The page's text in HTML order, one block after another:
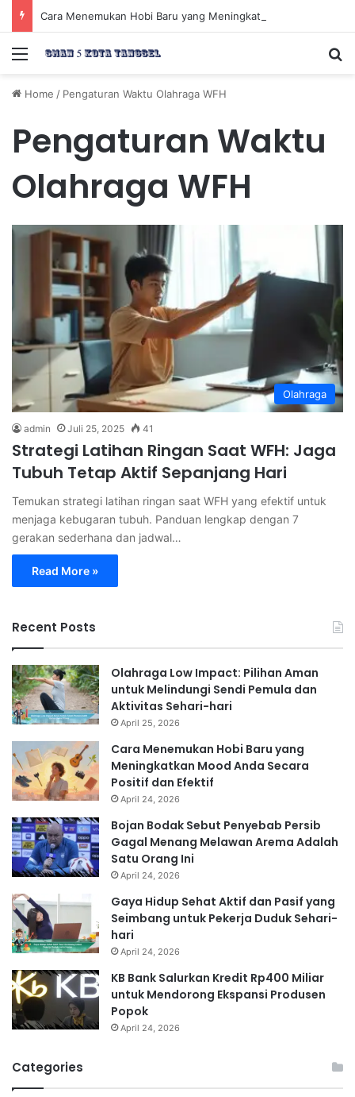
Menu
Home / Pengaturan Waktu Olahraga WFH
Pengaturan Waktu
Olahraga WFH
Olahraga
admin Juli 25, 2025 41
Strategi Latihan Ringan Saat WFH: Jaga
Tubuh Tetap Aktif Sepanjang Hari
Temukan strategi latihan ringan saat WFH yang efektif untuk
menjaga kebugaran tubuh. Panduan lengkap dengan 7
gerakan sederhana dan jadwal…
Read More »
Recent Posts
Olahraga Low Impact: Pilihan Aman
untuk Melindungi Sendi Pemula dan
Aktivitas Sehari-hari
April 25, 2026
Cara Menemukan Hobi Baru yang
Meningkatkan Mood Anda Secara
Positif dan Efektif
April 24, 2026
Bojan Bodak Sebut Penyebab Persib
Gagal Menang Melawan Arema Adalah
Satu Orang Ini
April 24, 2026
Gaya Hidup Sehat Aktif dan Pasif yang
Seimbang untuk Pekerja Duduk Sehari-
hari
April 24, 2026
KB Bank Salurkan Kredit Rp400 Miliar
untuk Mendorong Ekspansi Produsen
Popok
April 24, 2026
Categories